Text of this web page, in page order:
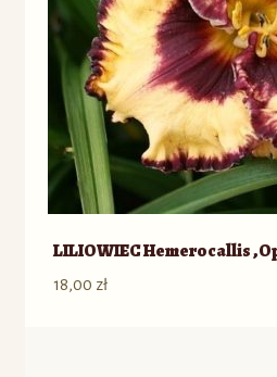
LILIOWIEC Hemerocallis
18,00 zł